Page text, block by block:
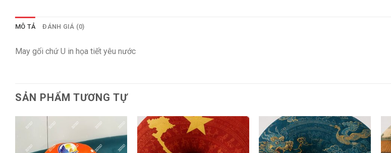
MÔ TẢ ĐÁNH GIÁ (0)
May gối chứ U in họa tiết yêu nước
SẢN PHẨM TƯƠNG TỰ